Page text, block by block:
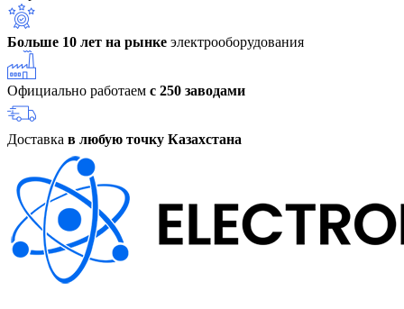
Больше 10 лет на рынке электрооборудования
Официально работаем с 250 заводами
Доставка в любую точку Казахстана